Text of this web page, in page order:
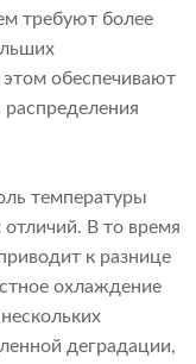
требуют более
обеспечивают
температуры
В то время
к разнице
охлаждение
деградации,